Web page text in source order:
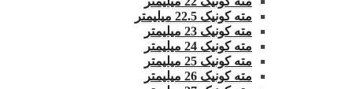
مته کونیک 22.5 میلیمتر
مته کونیک 23 میلیمتر
مته کونیک 24 میلیمتر
مته کونیک 25 میلیمتر
مته کونیک 26 میلیمتر